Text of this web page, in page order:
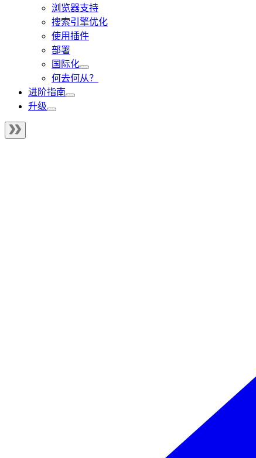
浏览器支持
搜索引擎优化
使用插件
部署
国际化
何去何从？
进阶指南
升级